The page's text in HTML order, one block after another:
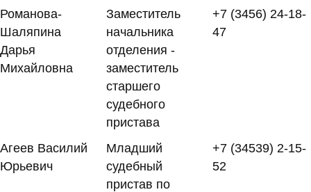
Романова-
Шаляпина
Дарья
Михайловна
Заместитель
начальника
отделения -
заместитель
старшего
судебного
пристава
+7 (3456) 24-18-
47
Агеев Василий
Юрьевич
Младший
судебный
пристав по
+7 (34539) 2-15-
52